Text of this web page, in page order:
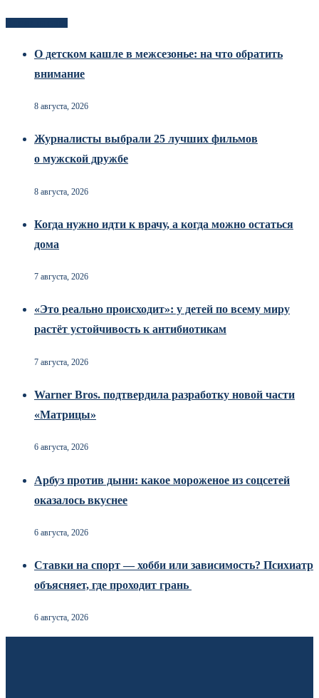
О детском кашле в межсезонье: на что обратить
внимание
8 августа, 2026
Журналисты выбрали 25 лучших фильмов
о мужской дружбе
8 августа, 2026
Когда нужно идти к врачу, а когда можно остаться
дома
7 августа, 2026
«Это реально происходит»: у детей по всему миру
растёт устойчивость к антибиотикам
7 августа, 2026
Warner Bros. подтвердила разработку новой части
«Матрицы»
6 августа, 2026
Арбуз против дыни: какое мороженое из соцсетей
оказалось вкуснее
6 августа, 2026
Ставки на спорт — хобби или зависимость? Психиатр
объясняет, где проходит грань
6 августа, 2026